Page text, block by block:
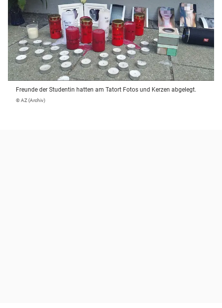
Freunde der Studentin hatten am Tatort Fotos und Kerzen abgelegt.
© AZ (Archiv)